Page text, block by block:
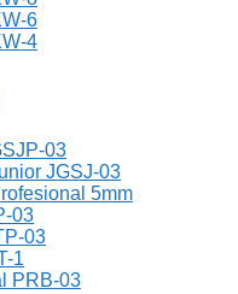
6
4
03
JGSJ-03
5mm
03
03
1
PRB-03